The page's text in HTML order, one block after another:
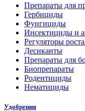
Препараты для
Гербициды
Фунгициды
Инсектициды и
Регуляторы
Десиканты
Препараты для
Биопрепараты
Родентициды
Нематициды
Удобрения